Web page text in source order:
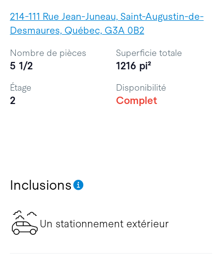
214-111 Rue Jean-Juneau, Saint-Augustin-de-
Desmaures, Québec, G3A 0B2
Inclusions
Un stationnement extérieur
Nombre de pièces
5 1/2
Superficie totale
1216 pi²
Étage
2
Disponibilité
Complet